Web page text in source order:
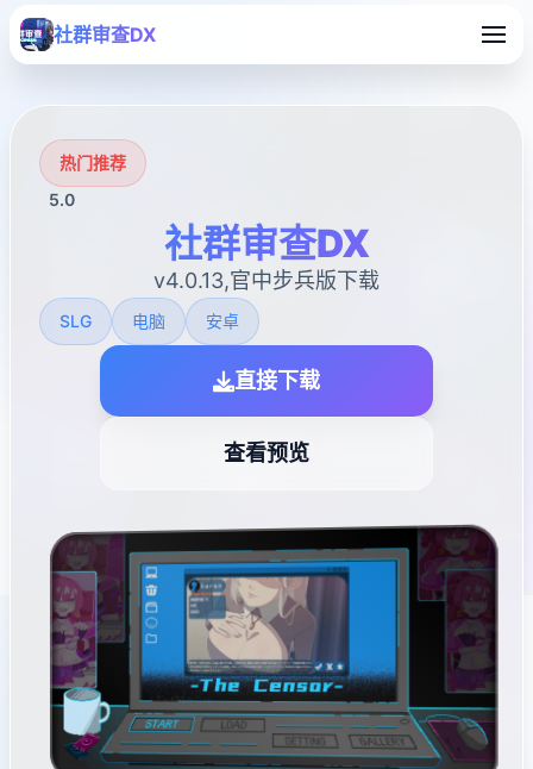
社群审查DX
热门推荐
5.0
社群审查DX
v4.0.13,官中步兵版下载
SLG 电脑 安卓
直接下载
查看预览